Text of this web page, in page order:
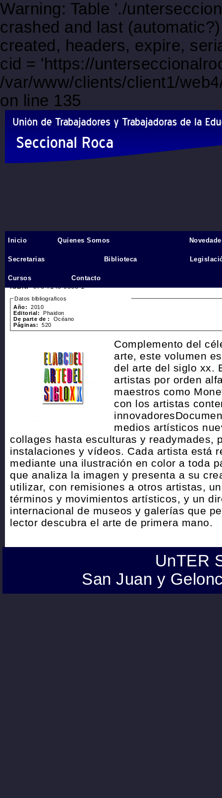
Warning: Table './
crashed and last
created, headers, expire,
cid = 'https://
/var/www/clients/client1/
on line 135
Inicio
Inventario:
ISBN:978-7148-9868-1
Datos blbliograficos
Año:
2010
Editorial:
Phaidon
De parte de :
Océano
Páginas:
520
Complemento del
arte, este volumen
del arte del siglo xx.
artistas por orden
maestros como
con los artistas
medios artísticos
collages hasta esculturas y readymades,
instalaciones y vídeos. Cada artista está
mediante una ilustración en color a toda
que analiza la imagen y presenta a su
utilizar, con remisiones a otros artistas,
términos y movimientos artísticos, y un
internacional de museos y galerías que
lector descubra el arte de primera mano.
Inicio Quienes Somos
Secretarias Biblioteca
Cursos Contacto
UnTER
San Juan y